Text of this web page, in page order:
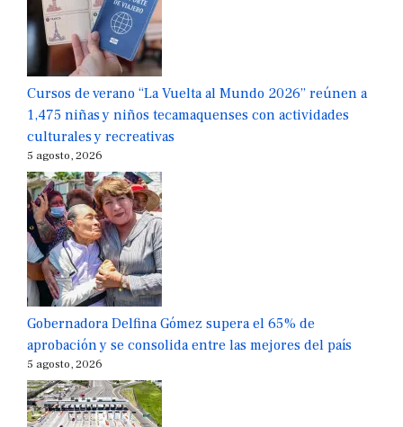
Cursos de verano “La Vuelta al Mundo 2026” reúnen a
1,475 niñas y niños tecamaquenses con actividades
culturales y recreativas
5 agosto, 2026
Gobernadora Delfina Gómez supera el 65% de
aprobación y se consolida entre las mejores del país
5 agosto, 2026